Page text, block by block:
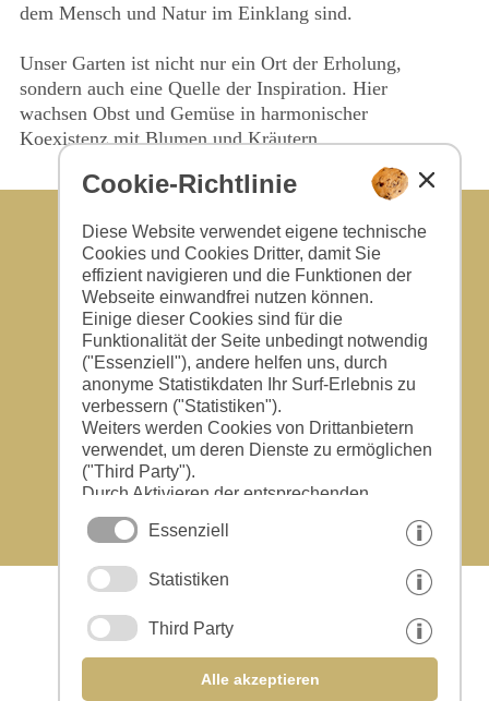
Cookie-Richtlinie
Diese Website verwendet eigene technische
Cookies und Cookies Dritter, damit Sie
effizient navigieren und die Funktionen der
Webseite einwandfrei nutzen können.
Einige dieser Cookies sind für die
Funktionalität der Seite unbedingt notwendig
("Essenziell"), andere helfen uns, durch
anonyme Statistikdaten Ihr Surf-Erlebnis zu
verbessern ("Statistiken").
Weiters werden Cookies von Drittanbietern
verwendet, um deren Dienste zu ermöglichen
("Third Party").
Durch Aktivieren der entsprechenden
Schaltflächen entscheiden Sie selbst, welche
Cookies zum Einsatz kommen.
"Auswahl speichern" oder "Auswahl
der ausgewählten Cookies erlauben.
Ihre Einwilligung können Sie jederzeit
widerrufen.
Essenziell
Statistiken
Third Party
Alle akzeptieren
dem Mensch und Natur im Einklang sind.
Unser Garten ist nicht nur ein Ort der Erholung,
sondern auch eine Quelle der Inspiration. Hier
wachsen Obst und Gemüse in harmonischer
Koexistenz mit Blumen und Kräutern.
Adresse & Kontakt
Urlaub auf dem Bauernhof
Familie Schönweger Markus
Peter Mitterhoferstrasse 52
39020 Partschins - Südtirol
Telefon: (0039) 0473 965040
E-Mail: info@sunnhof.com
CIN: IT021062B5EF6MEK4F